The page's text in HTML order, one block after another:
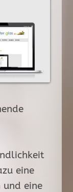
eine
eine